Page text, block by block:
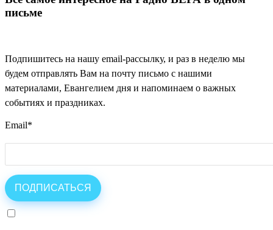
письме
Подпишитесь на нашу email-рассылку, и раз в неделю мы
будем отправлять Вам на почту письмо с нашими
материалами, Евангелием дня и напоминаем о важных
событиях и праздниках.
Email*